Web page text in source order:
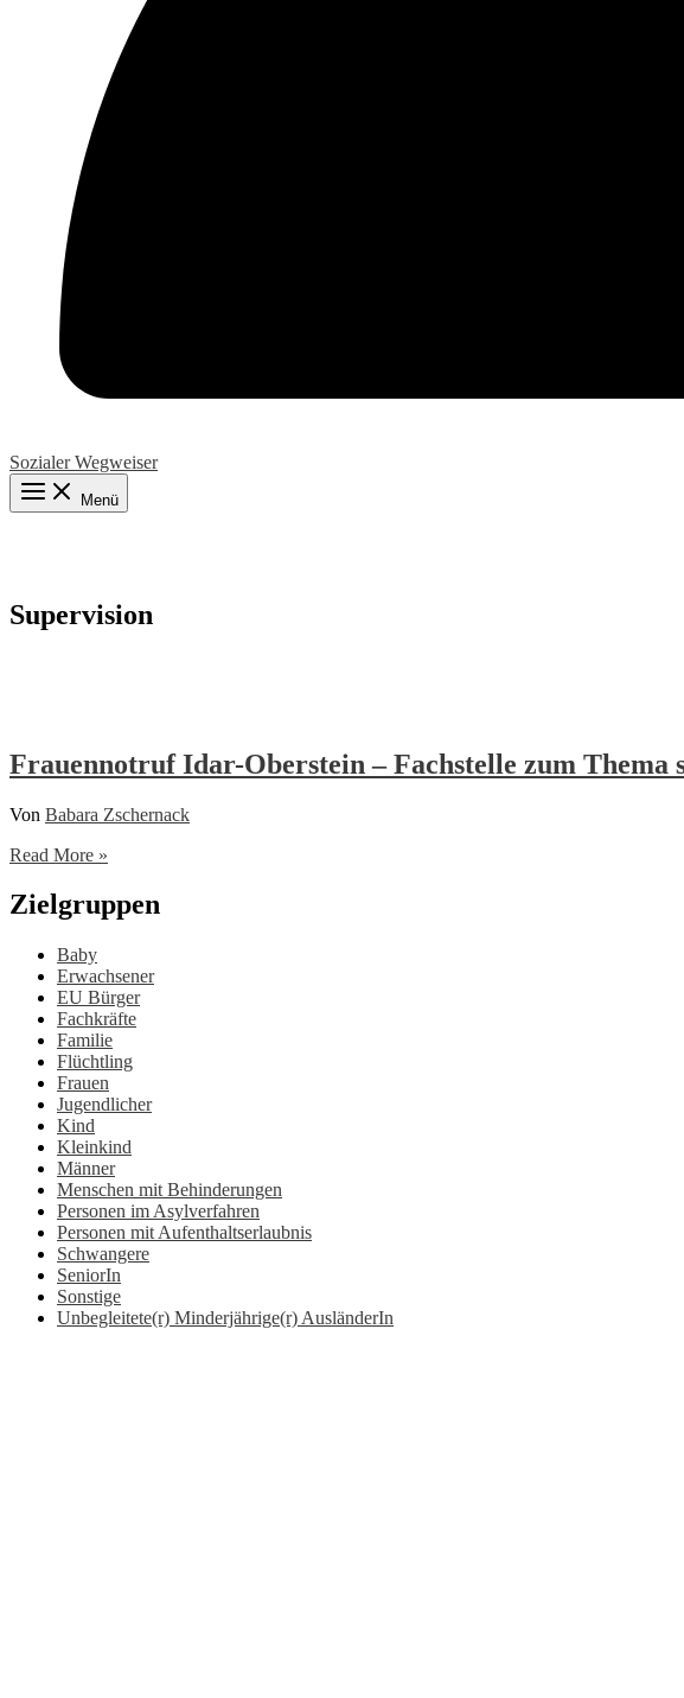
Sozialer Wegweiser
Menü
Supervision
Frauennotruf Idar-Oberstein – Fachstelle zum Thema
Von Babara Zschernack
Frauennotruf
Oberstein
–
zum
Thema
sexualisierte
Gewalt
Read More »
Zielgruppen
Baby
Erwachsener
EU Bürger
Fachkräfte
Familie
Flüchtling
Frauen
Jugendlicher
Kind
Kleinkind
Männer
Menschen mit Behinderungen
Personen im Asylverfahren
Personen mit Aufenthaltserlaubnis
Schwangere
SeniorIn
Sonstige
Unbegleitete(r) Minderjährige(r) AusländerIn